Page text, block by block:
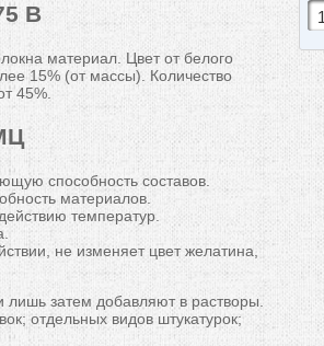
B
материал. Цвет от белого
15% (от массы). Количество
45%.
способность составов.
материалов.
температур.
не изменяет цвет желатина,
лишь затем добавляют в растворы.
отдельных видов штукатурок;